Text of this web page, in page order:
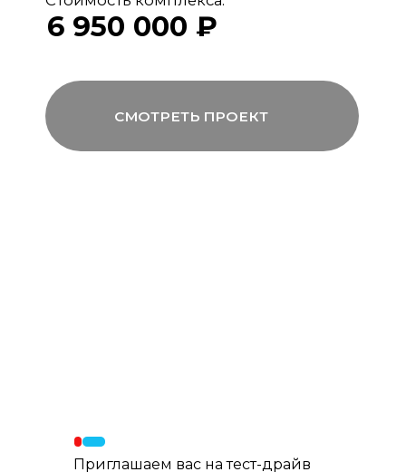
Приглашаем вас на тест-драйв
лиственницы, шлифованный
керамогранит
Мы совмещаем скорость модульной
сборки с технологиями капитального
строительства, включая использование
бетона, керамогранита и премиального
инженерного оборудования